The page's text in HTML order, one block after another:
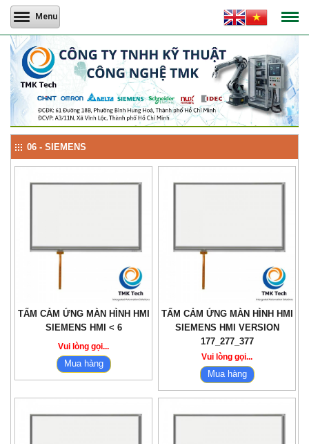
Menu
06 - SIEMENS
TẤM CẢM ỨNG MÀN HÌNH HMI
SIEMENS HMI < 6
Vui lòng gọi...
Mua hàng
TẤM CẢM ỨNG MÀN HÌNH HMI
SIEMENS HMI VERSION
177_277_377
Vui lòng gọi...
Mua hàng